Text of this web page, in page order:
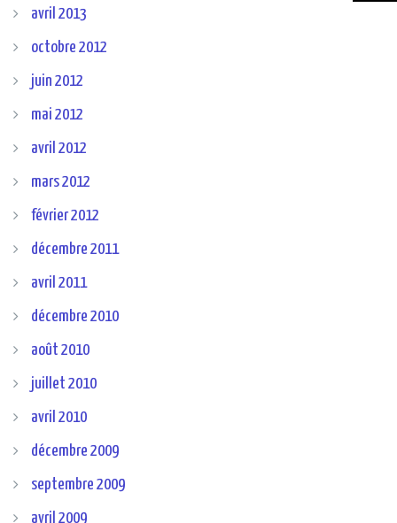
avril 2013
octobre 2012
juin 2012
mai 2012
avril 2012
mars 2012
février 2012
décembre 2011
avril 2011
décembre 2010
août 2010
juillet 2010
avril 2010
décembre 2009
septembre 2009
avril 2009